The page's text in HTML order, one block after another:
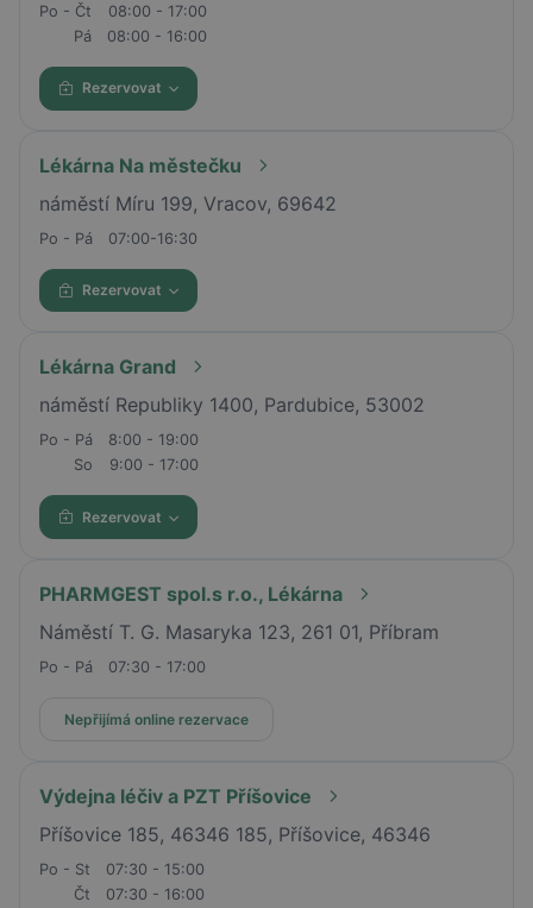
Po - Čt
08:00 - 17:00
Pá
08:00 - 16:00
Rezervovat
Lékárna Na městečku
náměstí Míru 199, Vracov, 69642
Po - Pá 07:00-16:30
Rezervovat
Lékárna Grand
náměstí Republiky 1400, Pardubice, 53002
Po - Pá
8:00 - 19:00
So
9:00 - 17:00
Rezervovat
PHARMGEST spol.s r.o., Lékárna
Náměstí T. G. Masaryka 123, 261 01, Příbram
Po - Pá 07:30 - 17:00
Nepřijímá online rezervace
Výdejna léčiv a PZT Příšovice
Příšovice 185, 46346 185, Příšovice, 46346
Po - St
07:30 - 15:00
Čt
07:30 - 16:00